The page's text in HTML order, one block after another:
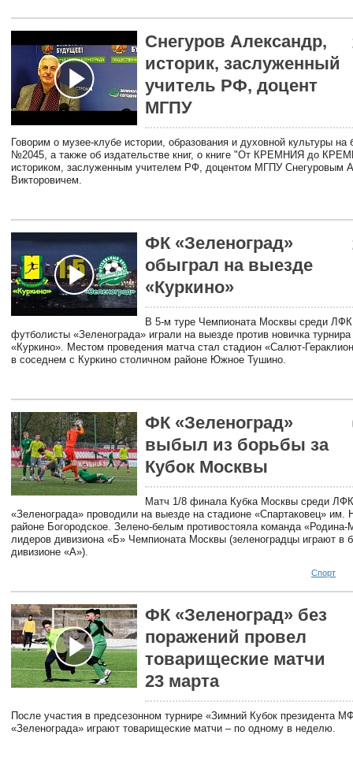
Снегуров Александр,
историк, заслуженный
учитель РФ, доцент
МГПУ
Говорим о музее-клубе истории, образования и духовной культуры на
№2045, а также об издательстве книг, о книге "От КРЕМНИЯ до
историком, заслуженным учителем РФ, доцентом МГПУ Снегуровым
Викторовичем.
ФК «Зеленоград»
обыграл на выезде
«Куркино»
В 5-м туре Чемпионата Москвы среди
футболисты «Зеленограда» играли на выезде против новичка
«Куркино». Местом проведения матча стал стадион «Салют-
в соседнем с Куркино столичном районе Южное Тушино.
ФК «Зеленоград»
выбыл из борьбы за
Кубок Москвы
Матч 1/8 финала Кубка Москвы среди
«Зеленограда» проводили на выезде на стадионе «Спартаковец» им.
районе Богородское. Зелено-белым противостояла команда «Родина-
лидеров дивизиона «Б» Чемпионата Москвы (зеленоградцы играют в
дивизионе «А»).
Спорт
ФК «Зеленоград» без
поражений провел
товарищеские матчи
23 марта
После участия в предсезонном турнире «Зимний Кубок президента
«Зеленограда» играют товарищеские матчи – по одному в неделю.